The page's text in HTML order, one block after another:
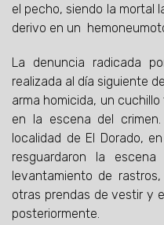
el pecho, siendo la mortal
derivo en un
La denuncia radicada
realizada al día siguiente
arma homicida, un
en la escena del
localidad de El Dorado,
resguardaron la
levantamiento de
otras prendas de vestir y
posteriormente.